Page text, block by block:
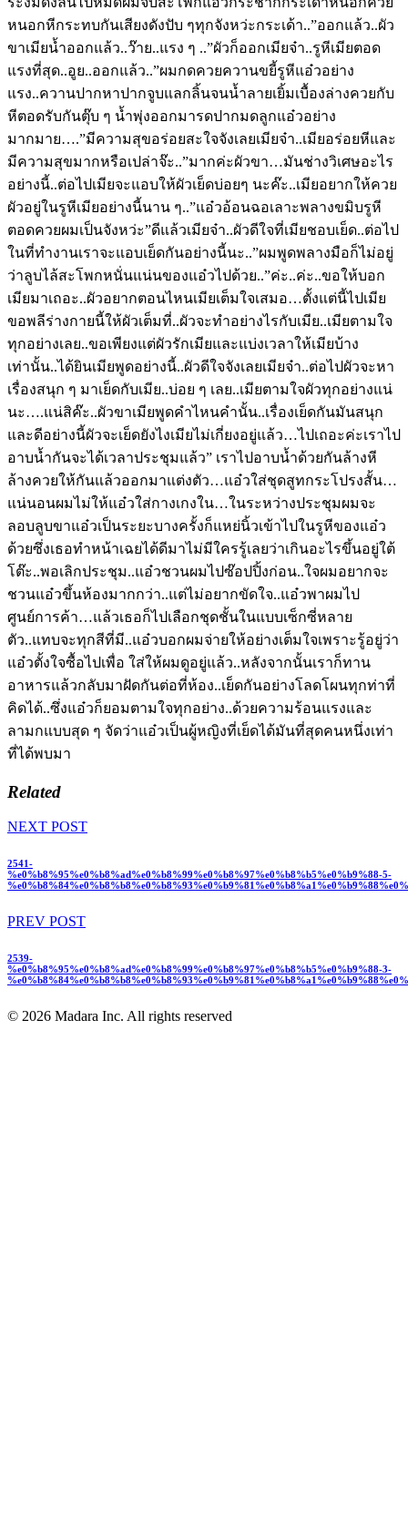
Related
NEXT POST
2541-
%e0%b8%95%e0%b8%ad%e0%b8%99%e0%b8%97%e0%b8%b5%e0%b9%88-5-
PREV POST
2539-
%e0%b8%95%e0%b8%ad%e0%b8%99%e0%b8%97%e0%b8%b5%e0%b9%88-3-
© 2026 Madara Inc. All rights reserved